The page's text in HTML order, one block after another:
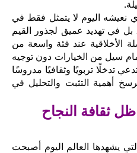
نعيشه اليوم لا يتمثل فقط في
بل في تهديد عميق لجذور القيم
الأخلاقية عند فئة واسعة من
سيل من الخيارات دون توجيه
تدخلًا تربويًا وثقافيًا مدروسًا
أهمية التثبت والتحليل في
ثقافة النجاح
يشهدها العالم اليوم أصبحت